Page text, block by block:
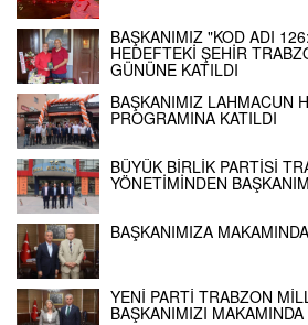
BAŞKANIMIZ "KOD ADI
HEDEFTEKİ ŞEHİR
GÜNÜNE KATILDI
BAŞKANIMIZ LAHMACUN
PROGRAMINA KATILDI
BÜYÜK BİRLİK PARTİSİ
YÖNETİMİNDEN
BAŞKANIMIZA
YENİ PARTİ TRABZON
BAŞKANIMIZI